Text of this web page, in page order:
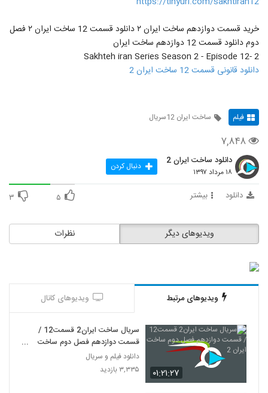
خرید قسمت دوازدهم ساخت ایران ۲ دانلود قسمت 12 ساخت ایران ۲ فصل
دوم دانلود قسمت 12 دوازدهم ساخت ایران
2 -Sakhteh iran Series Season 2 - Episode 12
دانلود قانونی قسمت 12 ساخت ایران 2
فیلم ساخت ایران 12سریال
۷,۸۴۸
دانلود ساخت ایران 2
۱۸ مرداد ۱۳۹۷ دنبال کردن
دانلود بیشتر ۵ ۳
نظرات ویدیوهای دیگر
ویدیوهای مرتبط ویدیوهای کانال
۰۱:۲۱:۲۷
سریال ساخت ایران2 قسمت12 /
قسمت دوازدهم فصل دوم ساخت
ایران 2
دانلود فیلم و سریال
۳,۳۳۵ بازدید